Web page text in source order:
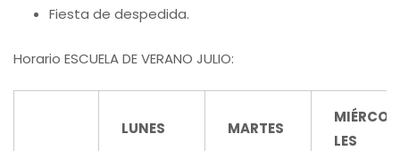
Fiesta de despedida.
Horario ESCUELA DE VERANO JULIO:
LUNES MARTES
MIÉRCO
LES